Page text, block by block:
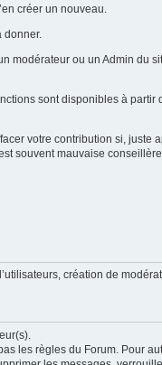
créer un nouveau.
donner.
modérateur ou un Admin du
sont disponibles à partir
votre contribution si, juste
souvent mauvaise
création de
les règles du Forum. Pour